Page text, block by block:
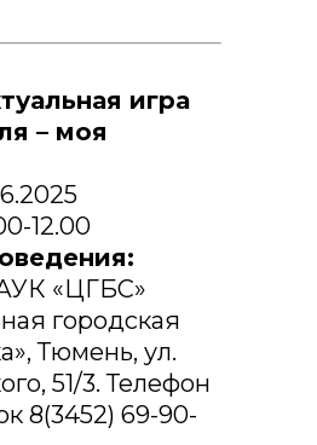
игра
– моя
12.00
«ЦГБС»
городская
Тюмень, ул.
51/3. Телефон
8(3452) 69-90-